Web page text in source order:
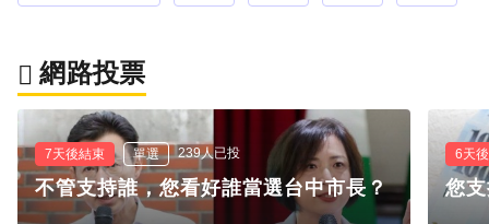
網路投票
7天後結束 單選 239人已投
不管支持誰，您看好誰當選台中市長？
6天
您